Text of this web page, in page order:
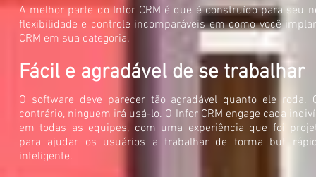
A melhor parte do Infor CRM é que é construído para seu
flexibilidade e controle incomparáveis em como você
CRM em sua categoria.
Fácil e agradável de se trabalhar
O software deve parecer tão agradável quanto ele roda.
contrário, ninguem irá usá-lo. O Infor CRM engage cada
em todas as equipes, com uma experiência que foi
para ajudar os usuários a trabalhar de forma but
inteligente.